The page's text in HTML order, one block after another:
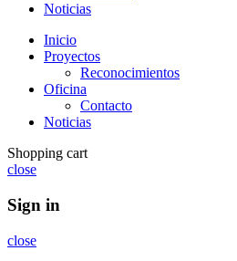
Noticias
Inicio
Proyectos
Reconocimientos
Oficina
Contacto
Noticias
Shopping cart
close
Sign in
close